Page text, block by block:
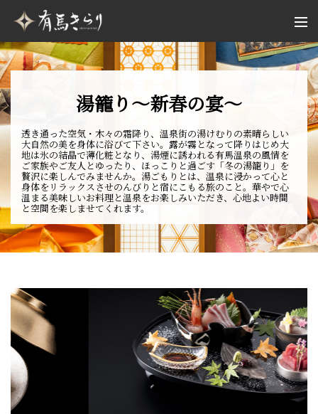
湯籠り～新春の宴～
透き通った空気・木々の霜降り、温泉街の湯けむりの素晴らしい
大自然の美を身体に浴びて下さい。露が霧となって降りはじめ大
地は氷の結晶で薄化粧となり、湯煙に誘われる有馬温泉の風情を
ご家族やご友人とゆったり、ほっこりと過ごす「冬の湯籠り」を
贅沢に楽しんでみませんか。湯ごもりとは、温泉に浸かって心と
身体をリラックスさせのんびりと宿にこもる旅のこと。華やで心
温まる美味しいお料理と温泉をお楽しみいただき、心地よい時間
と空間を楽しませてくれます。